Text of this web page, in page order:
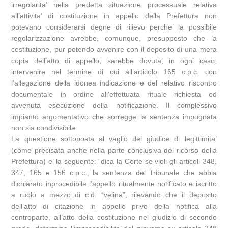
irregolarita’ nella predetta situazione processuale relativa
all’attivita’ di costituzione in appello della Prefettura non
potevano considerarsi degne di rilievo perche’ la possibile
regolarizzazione avrebbe, comunque, presupposto che la
costituzione, pur potendo avvenire con il deposito di una mera
copia dell’atto di appello, sarebbe dovuta, in ogni caso,
intervenire nel termine di cui all’articolo 165 c.p.c. con
l’allegazione della idonea indicazione e del relativo riscontro
documentale in ordine all’effettuata rituale richiesta od
avvenuta esecuzione della notificazione. Il complessivo
impianto argomentativo che sorregge la sentenza impugnata
non sia condivisibile.
La questione sottoposta al vaglio del giudice di legittimita’
(come precisata anche nella parte conclusiva del ricorso della
Prefettura) e’ la seguente: “dica la Corte se violi gli articoli 348,
347, 165 e 156 c.p.c., la sentenza del Tribunale che abbia
dichiarato inprocedibile l’appello ritualmente notificato e iscritto
a ruolo a mezzo di c.d. “velina”, rilevando che il deposito
dell’atto di citazione in appello privo della notifica alla
controparte, all’atto della costituzione nel giudizio di secondo